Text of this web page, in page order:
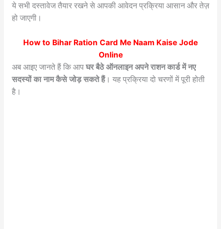
ये सभी दस्तावेज तैयार रखने से आपकी आवेदन प्रक्रिया आसान और तेज़
हो जाएगी।
How to Bihar Ration Card Me Naam Kaise Jode
Online
अब आइए जानते हैं कि आप घर बैठे ऑनलाइन अपने राशन कार्ड में नए
सदस्यों का नाम कैसे जोड़ सकते हैं। यह प्रक्रिया दो चरणों में पूरी होती
है।